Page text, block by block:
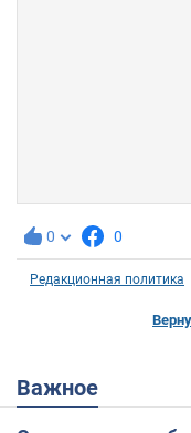
0 0
Редакционная политика
Важное